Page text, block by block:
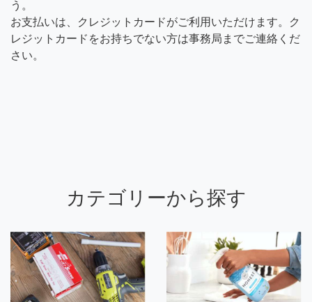
う。
お支払いは、クレジットカードがご利用いただけます。ク
レジットカードをお持ちでない方は事務局までご連絡くだ
さい。
カテゴリーから探す